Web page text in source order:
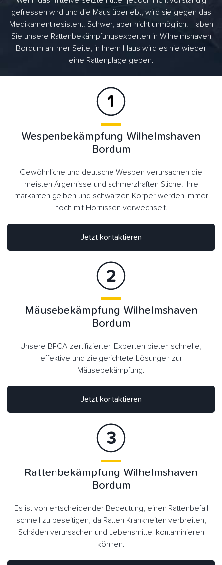
gefressen wird und die Maus überlebt, wird sie gegen das
Medikament resistent. Schwer, aber nicht unmöglich. Haben
Sie unsere Rattenbekämpfungsexperten in Wilhelmshaven
Bordum an Ihrer Seite, in Ihrem Haus wird es nie wieder
eine Rattenplage geben.
Wespenbekämpfung Wilhelmshaven
Bordum
Gewöhnliche und deutsche Wespen verursachen die
meisten Ärgernisse und schmerzhaften Stiche. Ihre
markanten gelben und schwarzen Körper werden immer
noch mit Hornissen verwechselt.
Jetzt kontaktieren
Jetzt kontaktieren
Mäusebekämpfung Wilhelmshaven
Bordum
Unsere BPCA-zertifizierten Experten bieten schnelle,
effektive und zielgerichtete Lösungen zur
Mäusebekämpfung.
Rattenbekämpfung Wilhelmshaven
Bordum
Es ist von entscheidender Bedeutung, einen Rattenbefall
schnell zu beseitigen, da Ratten Krankheiten verbreiten,
Schäden verursachen und Lebensmittel kontaminieren
können.